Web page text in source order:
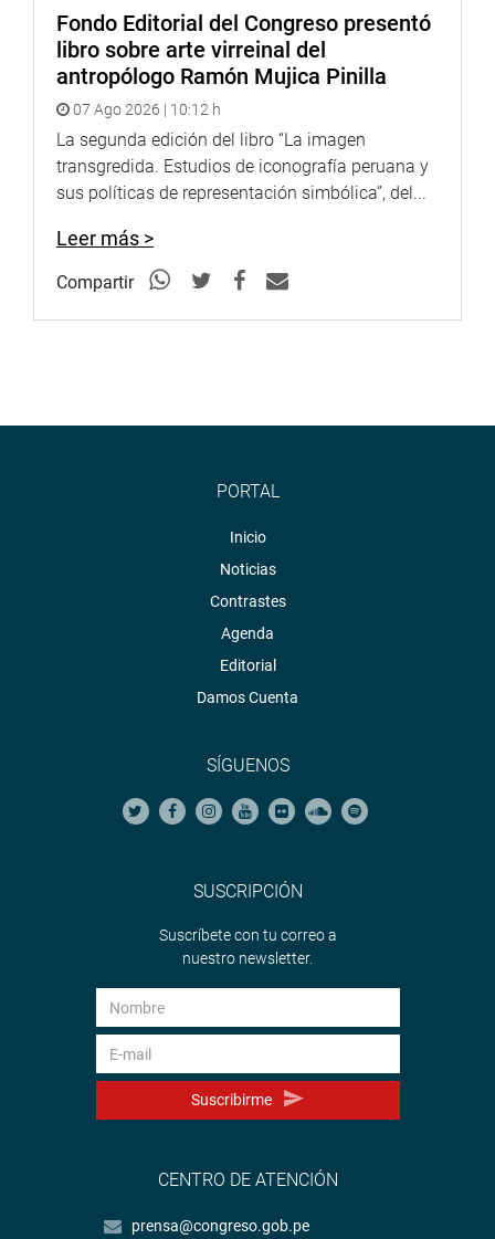
Fondo Editorial del Congreso presentó
libro sobre arte virreinal del
antropólogo Ramón Mujica Pinilla
07 Ago 2026 | 10:12 h
La segunda edición del libro “La imagen
transgredida. Estudios de iconografía peruana y
sus políticas de representación simbólica”, del...
Leer más >
Compartir
PORTAL
Inicio
Noticias
Contrastes
Agenda
Editorial
Damos Cuenta
SÍGUENOS
SUSCRIPCIÓN
Suscríbete con tu correo a
nuestro newsletter.
Suscribirme
CENTRO DE ATENCIÓN
prensa@congreso.gob.pe